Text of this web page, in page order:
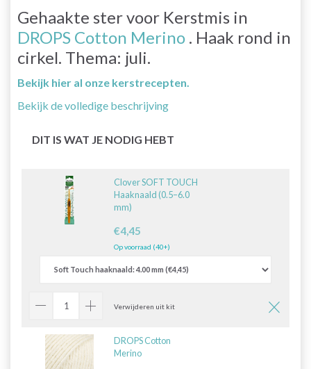
Gehaakte ster voor Kerstmis in
DROPS Cotton Merino . Haak rond in
cirkel. Thema: juli.
Bekijk hier al onze kerstrecepten.
Bekijk de volledige beschrijving
DIT IS WAT JE NODIG HEBT
Clover SOFT TOUCH
Haaknaald (0.5–6.0
mm)
€4,45
Op voorraad (40+)
Verwijderen uit kit
DROPS Cotton
Merino